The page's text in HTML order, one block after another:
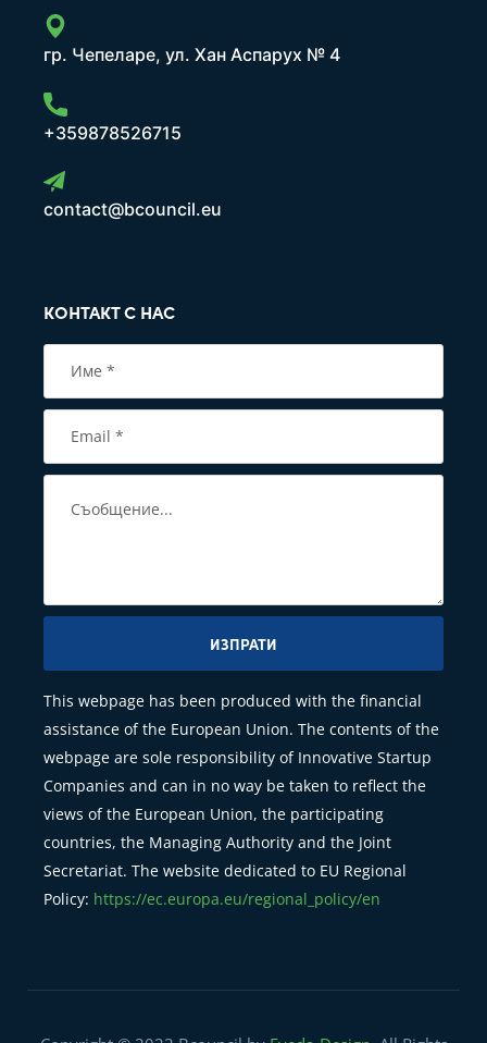
гр. Чепеларе, ул. Хан Аспарух № 4
+359878526715
contact@bcouncil.eu
КОНТАКТ С НАС
ИЗПРАТИ
This webpage has been produced with the financial
assistance of the European Union. The contents of the
webpage are sole responsibility of Innovative Startup
Companies and can in no way be taken to reflect the
views of the European Union, the participating
countries, the Managing Authority and the Joint
Secretariat. The website dedicated to EU Regional
Policy: https://ec.europa.eu/regional_policy/en